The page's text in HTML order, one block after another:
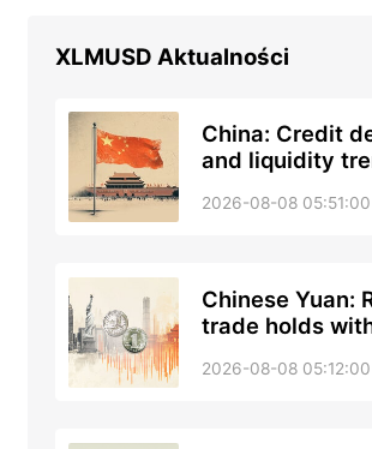
XLMUSD Aktualności
China: Credit
and liquidity
2026-08-08
Chinese Yuan:
trade holds
UOB
2026-08-08